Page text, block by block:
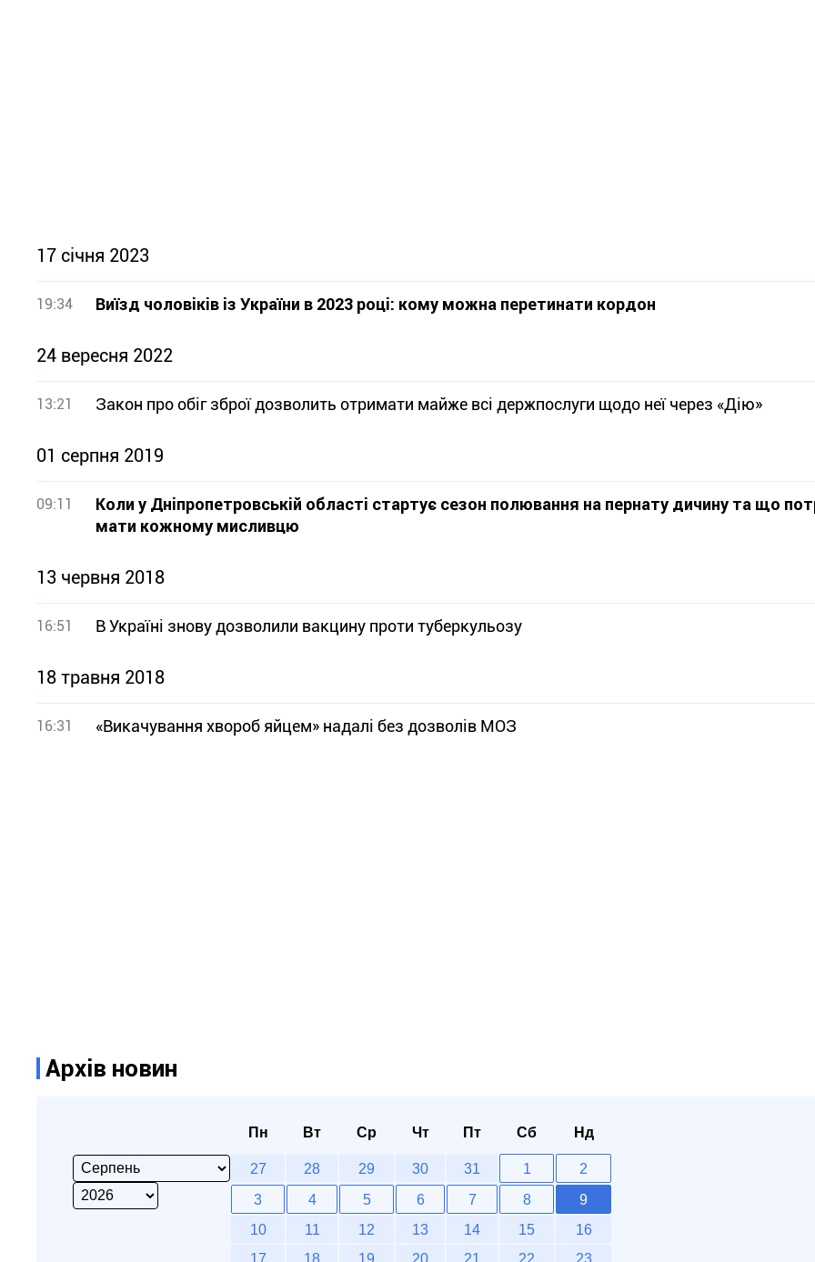
17 січня 2023
19:34 Виїзд чоловіків із України в 2023 році: кому можна перетинати кордон
24 вересня 2022
13:21 Закон про обіг зброї дозволить отримати майже всі держпослуги щодо неї через «Дію»
01 серпня 2019
09:11
Коли у Дніпропетровській області стартує сезон полювання на пернату дичину та що
мати кожному мисливцю
13 червня 2018
16:51 В Україні знову дозволили вакцину проти туберкульозу
18 травня 2018
16:31 «Викачування хвороб яйцем» надалі без дозволів МОЗ
Архів новин
Пн Вт Ср Чт Пт Сб Нд
27 28 29 30 31 1
2
3
4 5 6 7 8
9
10
11 12 13 14 15
16
17
18 19 20 21 22
23